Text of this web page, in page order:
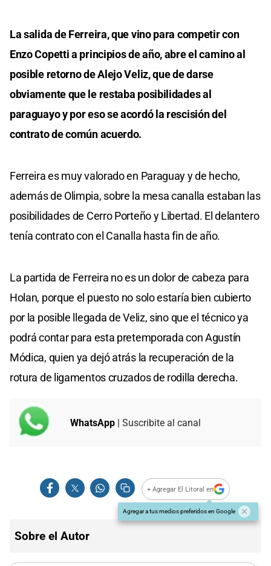
La salida de Ferreira, que vino para competir con
Enzo Copetti a principios de año, abre el camino al
posible retorno de Alejo Veliz, que de darse
obviamente que le restaba posibilidades al
paraguayo y por eso se acordó la rescisión del
contrato de común acuerdo.
Ferreira es muy valorado en Paraguay y de hecho,
además de Olimpia, sobre la mesa canalla estaban las
posibilidades de Cerro Porteño y Libertad. El delantero
tenía contrato con el Canalla hasta fin de año.
La partida de Ferreira no es un dolor de cabeza para
Holan, porque el puesto no solo estaría bien cubierto
por la posible llegada de Veliz, sino que el técnico ya
podrá contar para esta pretemporada con Agustín
Módica, quien ya dejó atrás la recuperación de la
rotura de ligamentos cruzados de rodilla derecha.
WhatsApp | Suscribite al canal
+ Agregar El Litoral en
Agregar a tus medios preferidos en Google
Sobre el Autor